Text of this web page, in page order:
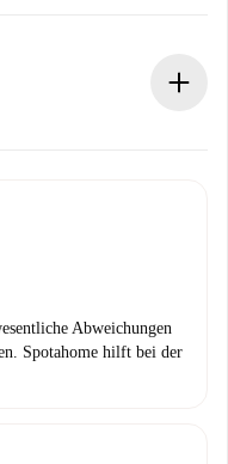
entstehen keine
Abweichungen
Spotahome hilft bei der